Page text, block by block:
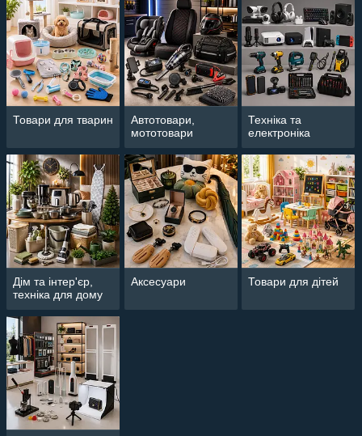
Товари для тварин
Автотовари,
мототовари
Техніка та
електроніка
Дім та інтер'єр,
техніка для дому
Аксесуари Товари для дітей